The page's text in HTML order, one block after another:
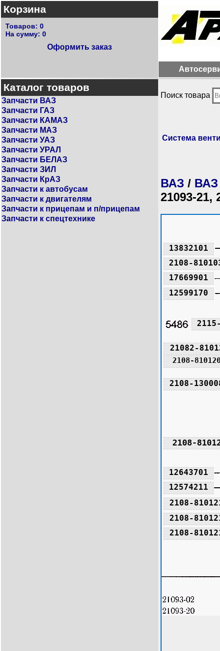
Корзина
Товаров: 0
На сумму: 0
Оформить заказ
Каталог товаров
Запчасти ВАЗ
Запчасти ГАЗ
Запчасти КАМАЗ
Запчасти МАЗ
Запчасти УАЗ
Запчасти УРАЛ
Запчасти БЕЛАЗ
Запчасти ЗИЛ
Запчасти КрАЗ
Запчасти к автобусам
Запчасти к двигателям
Запчасти к прицепам и п/прицепам
Запчасти к спецтехнике
Поиск товара
Система
ВАЗ / ВАЗ
21093-21,
12574211
12599170
12643701
13832101
17669901
2108-
2108-
2108-
2108-
2108-
2108-
2108-
21082-